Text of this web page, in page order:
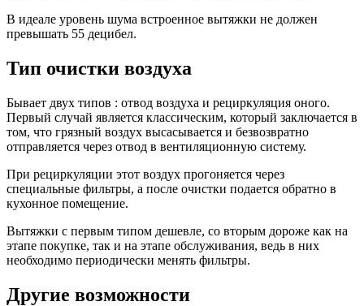
В идеале уровень шума встроенное вытяжки не должен
превышать 55 децибел.
Тип очистки воздуха
Бывает двух типов : отвод воздуха и рециркуляция оного.
Первый случай является классическим, который заключается в
том, что грязный воздух высасывается и безвозвратно
отправляется через отвод в вентиляционную систему.
При рециркуляции этот воздух прогоняется через
специальные фильтры, а после очистки подается обратно в
кухонное помещение.
Вытяжки с первым типом дешевле, со вторым дороже как на
этапе покупке, так и на этапе обслуживания, ведь в них
необходимо периодически менять фильтры.
Другие возможности